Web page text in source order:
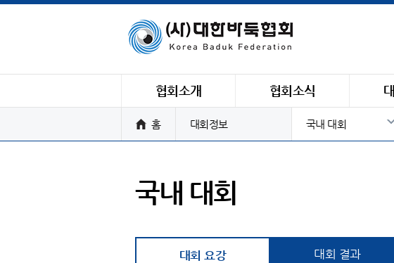
협회소개 협회소식
홈 대회정보 국내 대회
국내 대회
대회 요강 대회 결과